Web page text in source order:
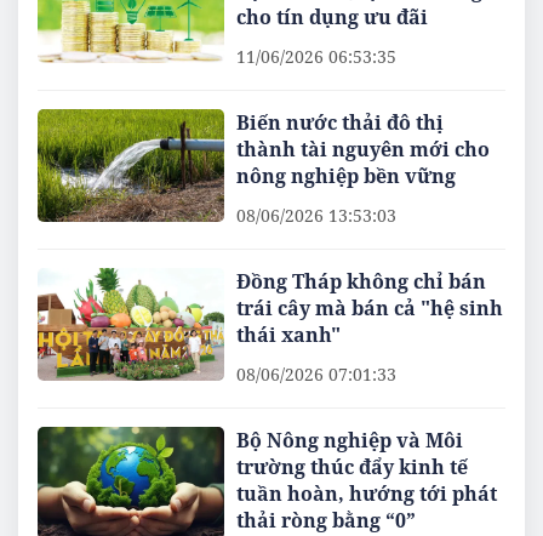
cho tín dụng ưu đãi
11/06/2026 06:53:35
Biến nước thải đô thị
thành tài nguyên mới cho
nông nghiệp bền vững
08/06/2026 13:53:03
Đồng Tháp không chỉ bán
trái cây mà bán cả "hệ sinh
thái xanh"
08/06/2026 07:01:33
Bộ Nông nghiệp và Môi
trường thúc đẩy kinh tế
tuần hoàn, hướng tới phát
thải ròng bằng “0”